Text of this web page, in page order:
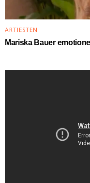
ARTIESTEN
Mariska Bauer